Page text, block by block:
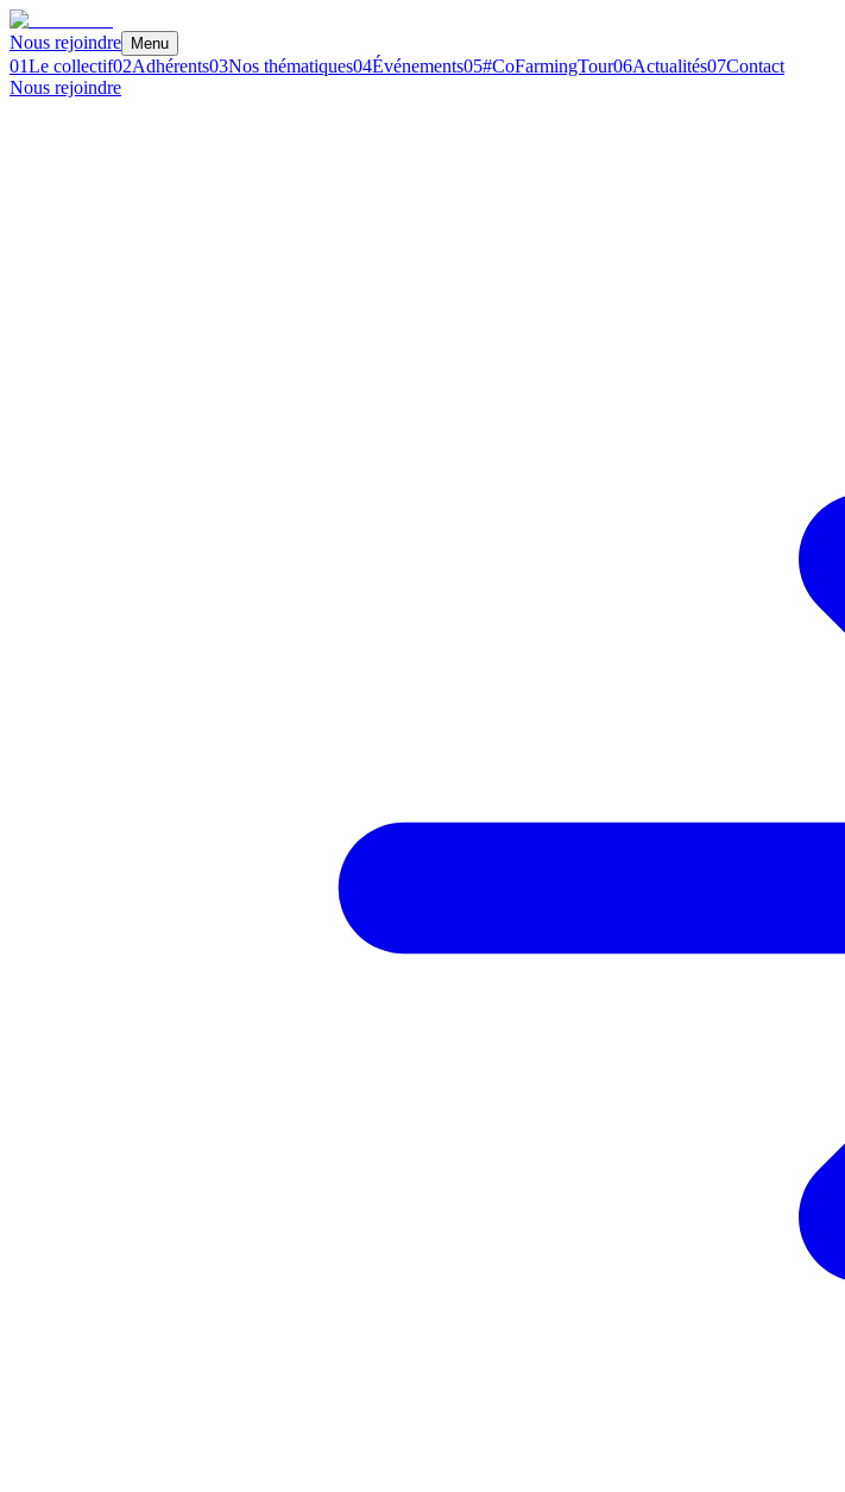
Nous rejoindre Menu
01Le collectif02Adhérents03Nos thématiques04Événements05#CoFarmingTour06Actualités07Contact
Nous rejoindre